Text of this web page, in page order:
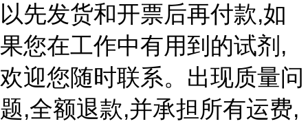
以先发货和开票后再付款,如
果您在工作中有用到的试剂,
欢迎您随时联系。出现质量问
题,全额退款,并承担所有运费,